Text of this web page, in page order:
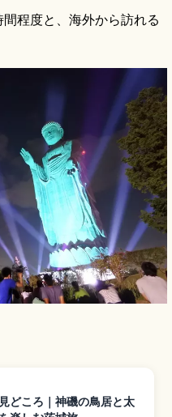
程度と、海外から訪れる
どころ｜神磯の鳥居と太